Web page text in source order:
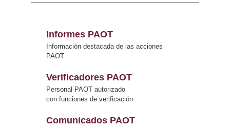
Informes PAOT
Información destacada de las acciones
PAOT
Verificadores PAOT
Personal PAOT autorizado
con funciones de verificación
Comunicados PAOT